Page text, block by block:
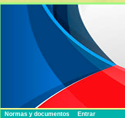
Normas y documentos Entrar